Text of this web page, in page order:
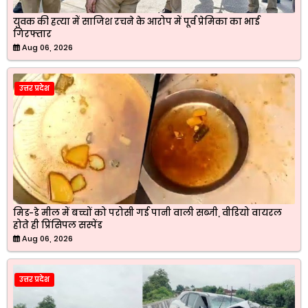
युवक की हत्या में साजिश रचने के आरोप में पूर्व प्रेमिका का भाई
गिरफ्तार
Aug 06, 2026
उत्तर प्रदेश
मिड-डे मील में बच्चों को परोसी गई पानी वाली सब्जी, वीडियो वायरल
होते ही प्रिंसिपल सस्पेंड
Aug 06, 2026
उत्तर प्रदेश